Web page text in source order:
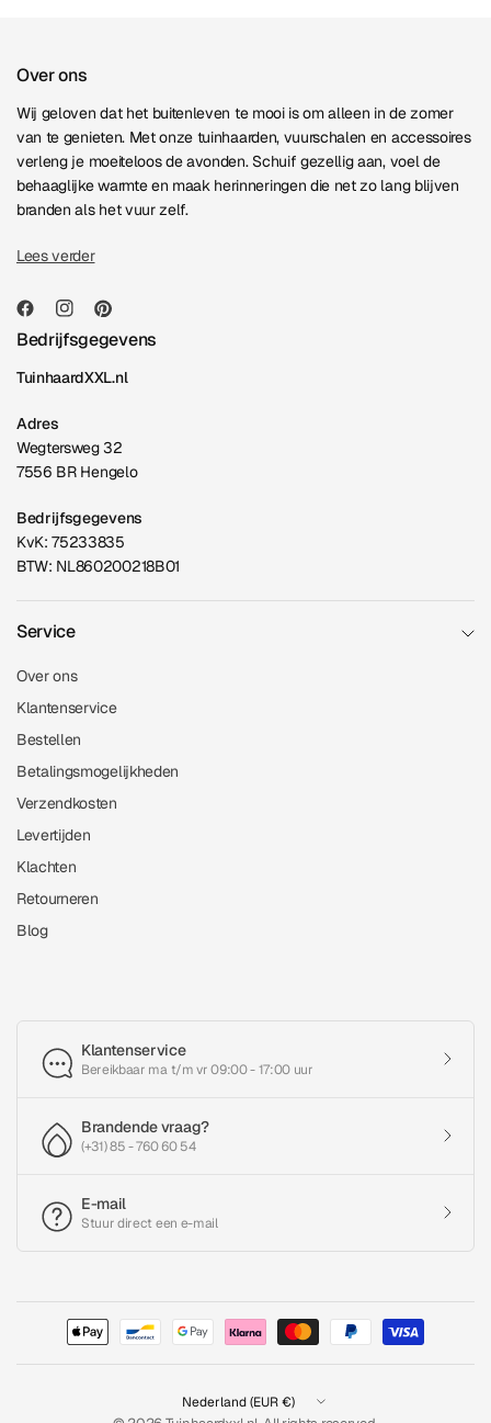
Over ons
Wij geloven dat het buitenleven te mooi is om alleen in de zomer
van te genieten. Met onze tuinhaarden, vuurschalen en accessoires
verleng je moeiteloos de avonden. Schuif gezellig aan, voel de
behaaglijke warmte en maak herinneringen die net zo lang blijven
branden als het vuur zelf.
Lees verder
Bedrijfsgegevens
TuinhaardXXL.nl
Adres
Wegtersweg 32
7556 BR Hengelo
Bedrijfsgegevens
KvK: 75233835
BTW: NL860200218B01
Service
Over ons
Klantenservice
Bestellen
Betalingsmogelijkheden
Verzendkosten
Levertijden
Klachten
Retourneren
Blog
Klantenservice
Bereikbaar ma t/m vr 09:00 - 17:00 uur
Brandende vraag?
(+31) 85 - 760 60 54
E-mail
Stuur direct een e-mail
Land/regio